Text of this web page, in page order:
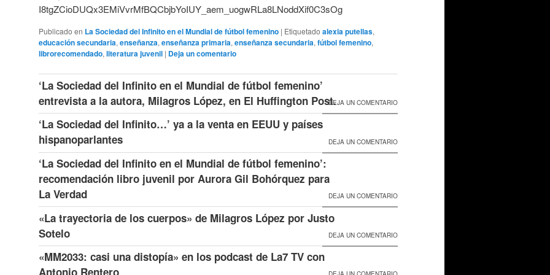
I8tgZCioDUQx3EMiVvrMfBQCbjbYoIUY_aem_uogwRLa8LNoddXif0C3sOg
Publicado en La Sociedad del Infinito en el Mundial de fútbol femenino | Etiquetado alexia putellas,
educación secundaria, enseñanza, enseñanza primaria, enseñanza secundaria, fútbol femenino,
librorecomendado, literatura juvenil | Deja un comentario
‘La Sociedad del Infinito en el Mundial de fútbol femenino’
entrevista a la autora, Milagros López, en El Huffington Post.DEJA UN COMENTARIO
‘La Sociedad del Infinito…’ ya a la venta en EEUU y países
hispanoparlantes
DEJA UN COMENTARIO
‘La Sociedad del Infinito en el Mundial de fútbol femenino’:
recomendación libro juvenil por Aurora Gil Bohórquez para
La Verdad
DEJA UN COMENTARIO
«La trayectoria de los cuerpos» de Milagros López por Justo
Sotelo
DEJA UN COMENTARIO
«MM2033: casi una distopía» en los podcast de La7 TV con